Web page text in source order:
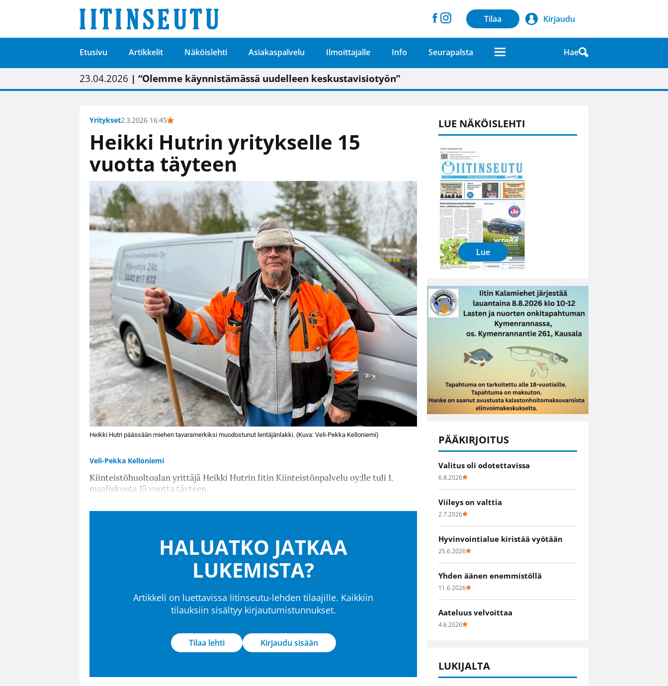
Tilaa Kirjaudu
Etusivu Artikkelit Näköislehti Asiakaspalvelu Ilmoittajalle Info Seurapalsta Hae
01.02.2026 | Painon vaihtumisen pitäisi näkyä hieman parempana painojäljen laatuna lehdessä
05.02.2026 | Uudistettu kunnantalo on valoisa
23.04.2026 | “Olemme käynnistämässä uudelleen keskustavisiotyön”
09.05.2026| "Maalla on totuttu elämään omavaraisemmin kuin kaupungissa"
Yritykset2.3.2026 16:45
Heikki Hutrin yritykselle 15
vuotta täyteen
Heikki Hutri päässään miehen tavaramerkiksi muodostunut lentäjänlakki. (Kuva: Veli-Pekka Kelloniemi)
Veli-Pekka Kelloniemi
Kiinteistöhuoltoalan yrittäjä Heikki Hutrin Iitin Kiinteistönpalvelu oy:lle tuli 1.
maaliskuuta 15 vuotta täyteen.
HALUATKO JATKAA
LUKEMISTA?
Artikkeli on luettavissa Iitinseutu-lehden tilaajille. Kaikkiin
tilauksiin sisältyy kirjautumistunnukset.
Tilaa lehti Kirjaudu sisään
LUE NÄKÖISLEHTI
Lue
PÄÄKIRJOITUS
Valitus oli odotettavissa
6.8.2026
Viileys on valttia
2.7.2026
Hyvinvointialue kiristää vyötään
25.6.2026
Yhden äänen enemmistöllä
11.6.2026
Aateluus velvoittaa
4.6.2026
LUKIJALTA